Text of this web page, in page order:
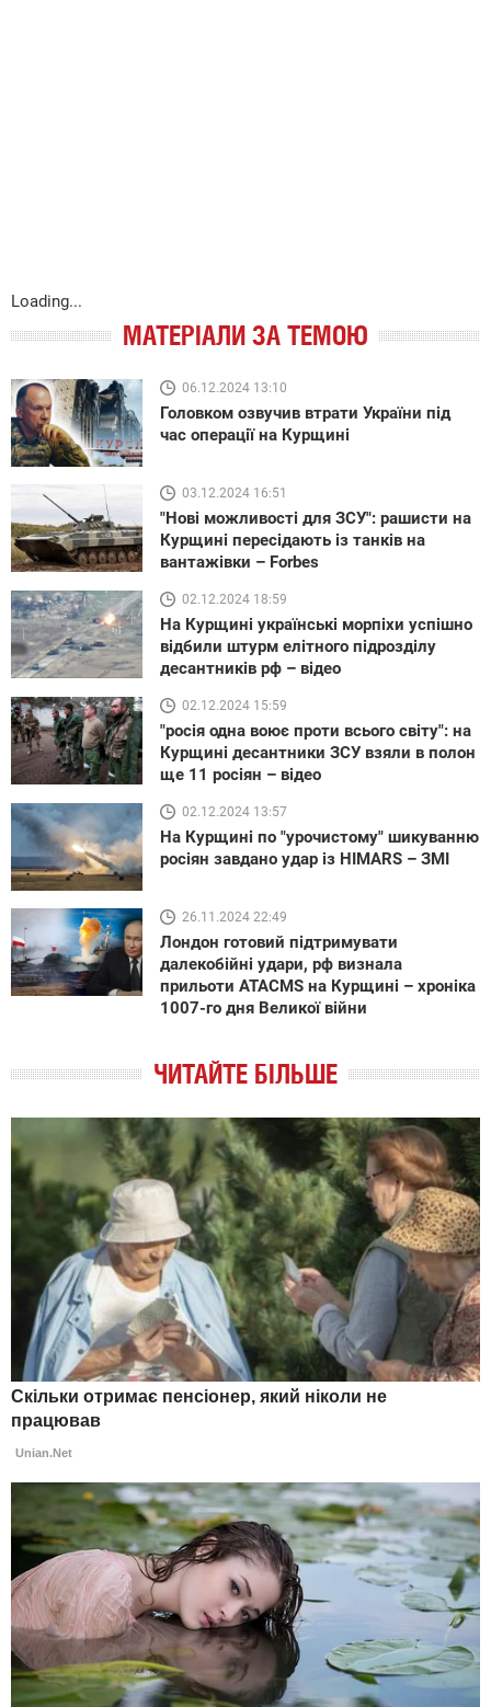
Loading...
МАТЕРІАЛИ ЗА ТЕМОЮ
06.12.2024 13:10
Головком озвучив втрати України під
час операції на Курщині
03.12.2024 16:51
"Нові можливості для ЗСУ": рашисти на
Курщині пересідають із танків на
вантажівки – Forbes
02.12.2024 18:59
На Курщині українські морпіхи успішно
відбили штурм елітного підрозділу
десантників рф – відео
02.12.2024 15:59
"росія одна воює проти всього світу": на
Курщині десантники ЗСУ взяли в полон
ще 11 росіян – відео
02.12.2024 13:57
На Курщині по "урочистому" шикуванню
росіян завдано удар із HIMARS – ЗМІ
26.11.2024 22:49
Лондон готовий підтримувати
далекобійні удари, рф визнала
прильоти ATACMS на Курщині – хроніка
1007-го дня Великої війни
ЧИТАЙТЕ БІЛЬШЕ